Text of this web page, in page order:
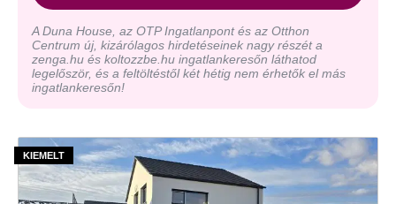
A Duna House, az OTP Ingatlanpont és az Otthon
Centrum új, kizárólagos hirdetéseinek nagy részét a
zenga.hu és koltozzbe.hu ingatlankeresőn láthatod
legelőször, és a feltöltéstől két hétig nem érhetők el más
ingatlankeresőn!